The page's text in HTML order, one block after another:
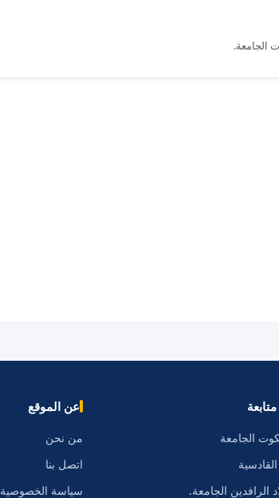
الجامعة.
الجامعة
الرافدين الجامعة.
عن الموقع
من نحن
اتصل بنا
سياسة الخصوصية